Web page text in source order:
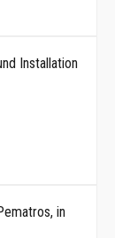
Installation
in